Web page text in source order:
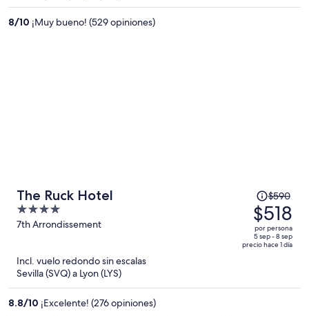
8/10 ¡Muy bueno! (529 opiniones)
The Ruck Hotel
4
out
7th Arrondissement
El
precio
era
de
$590
$590
$518
por persona
5 sep - 8 sep
precio hace 1 día
Incl. vuelo redondo sin escalas
Sevilla (SVQ) a Lyon (LYS)
8.8/10 ¡Excelente! (276 opiniones)